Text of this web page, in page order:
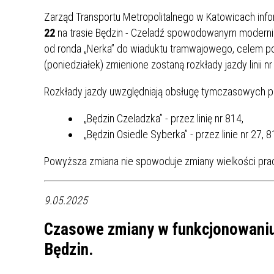
KARTA DUŻEJ RODZINY
AKTYWIZACJA SPOŁECZNO–
NIEPEŁNOSPRAWNYCH
PLAN
PODATKI LOKALNE –
PODSTAWOWE INFORMACJE,
INFORMACJE ZUS
INFORMACJE KRUS
AWANS ZAWODOWY NAUCZYCIELI
I ST.
SZKÓŁ I PRZEDSZKOLI W
BĘDZINIE
POMOC ZDROWOTNA DLA
NAUCZYCIELI
Zarząd Transportu Metropolitalnego w Katowicach
22 na trasie Będzin - Czeladź spowodowanym
od ronda „Nerka” do wiaduktu tramwajowego, celem
(poniedziałek) zmienione zostaną rozkłady jazdy linii nr
Rozkłady jazdy uwzględniają obsługę tymczasowych
„Będzin Czeladzka” - przez linię nr 814,
„Będzin Osiedle Syberka” - przez linie nr 27,
Powyższa zmiana nie spowoduje zmiany wielkości
9.05.2025
Czasowe zmiany w
Będzin.